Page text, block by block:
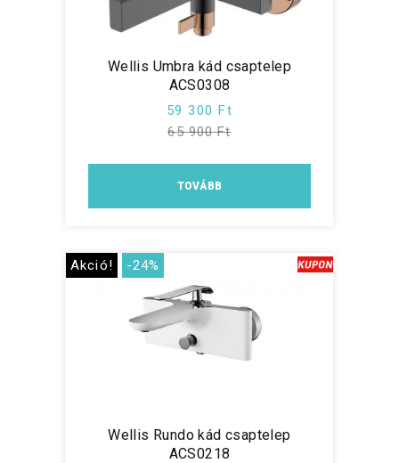
Wellis Umbra kád csaptelep
ACS0308
59 300 Ft
65 900 Ft
TOVÁBB
Akció! -24%
Wellis Rundo kád csaptelep
ACS0218